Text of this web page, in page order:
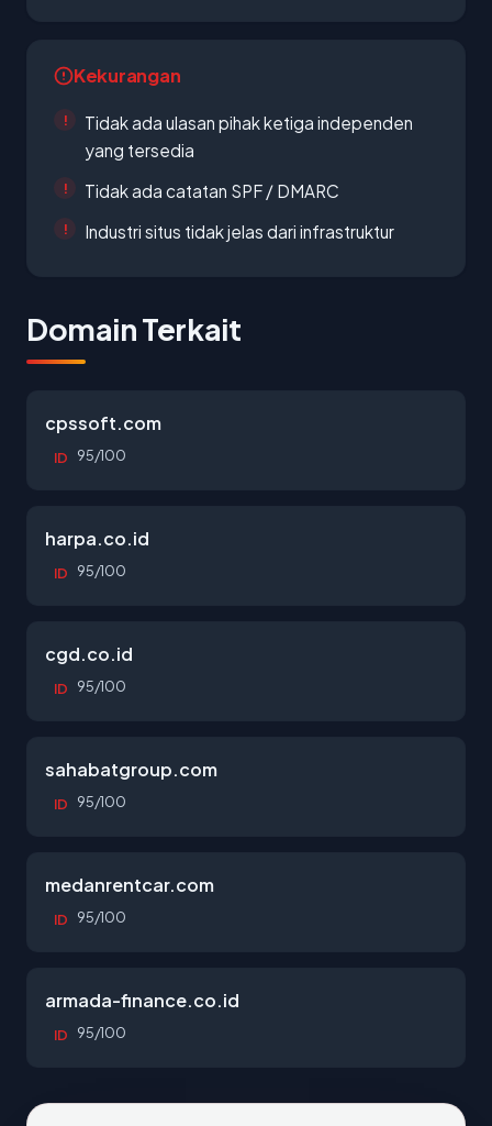
Kekurangan
Tidak ada ulasan pihak ketiga independen
yang tersedia
Tidak ada catatan SPF / DMARC
Industri situs tidak jelas dari infrastruktur
Domain Terkait
cpssoft.com
ID 95/100
harpa.co.id
ID 95/100
cgd.co.id
ID 95/100
sahabatgroup.com
ID 95/100
medanrentcar.com
ID 95/100
armada-finance.co.id
ID 95/100